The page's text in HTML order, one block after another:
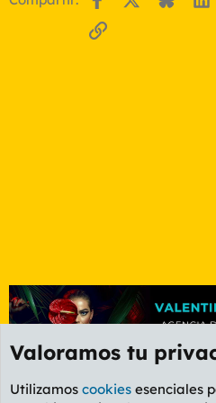
Enlace
Valoramos tu
Utilizamos cookies esenciales